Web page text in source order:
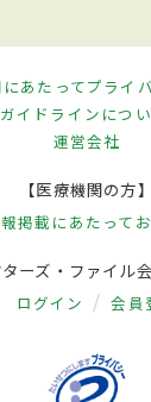
あたってプライ
イドラインにつ
運営会社
【医療機関の方】
掲載にあたって
ターズ・ファイル
ログイン 会員